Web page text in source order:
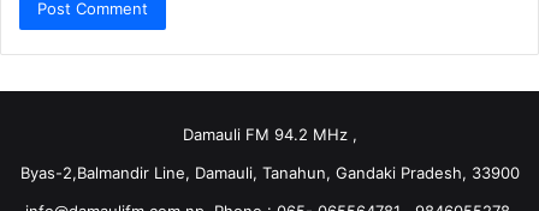
Damauli FM 94.2 MHz ,
Byas-2,Balmandir Line, Damauli, Tanahun, Gandaki Pradesh, 33900